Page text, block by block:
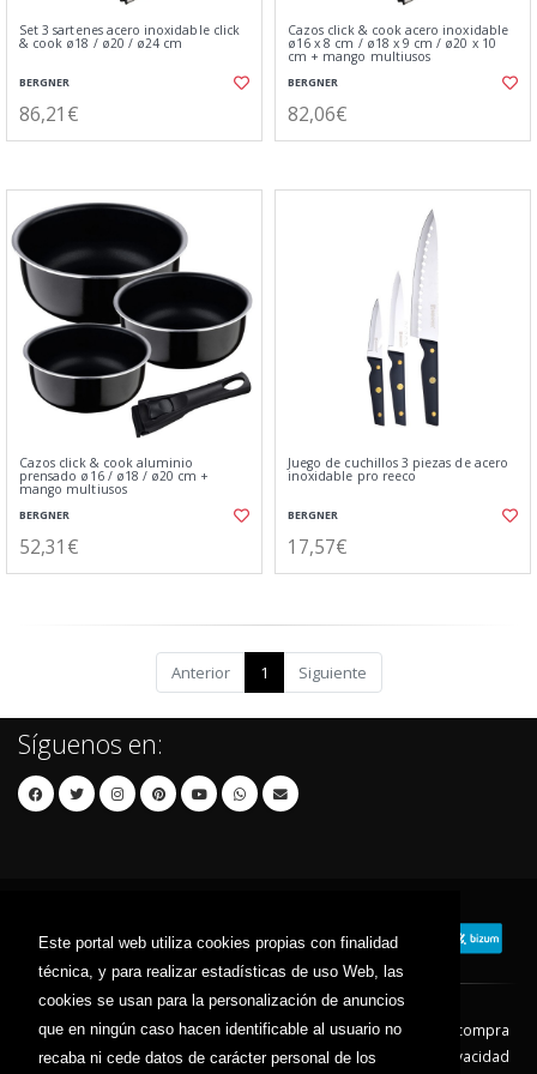
Este portal web utiliza cookies propias con finalidad
técnica, y para realizar estadísticas de uso Web, las
cookies se usan para la personalización de anuncios
que en ningún caso hacen identificable al usuario no
recaba ni cede datos de carácter personal de los
Set 3 sartenes acero inoxidable click
& cook ø18 / ø20 / ø24 cm
BERGNER
86,21€
Cazos click & cook acero inoxidable
ø16 x 8 cm / ø18 x 9 cm / ø20 x 10
cm + mango multiusos
BERGNER
82,06€
Cazos click & cook aluminio
prensado ø16 / ø18 / ø20 cm +
mango multiusos
BERGNER
52,31€
Juego de cuchillos 3 piezas de acero
inoxidable pro reeco
BERGNER
17,57€
Anterior 1 Siguiente
Síguenos en:
Contacto Aviso Legal
Condiciones de compra
Política de envíos
Política de devolución
Política de Privacidad